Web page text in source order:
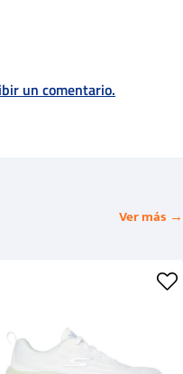
un comentario.
Ver más →